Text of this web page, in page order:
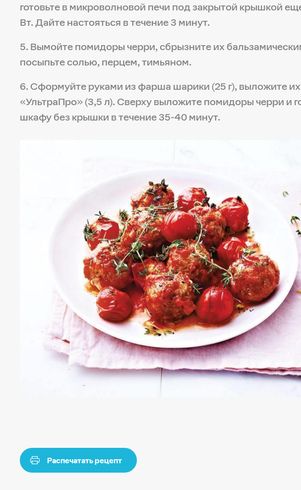
готовьте в микроволновой печи под закрытой крышкой
Вт. Дайте настояться в течение 3 минут.
5. Вымойте помидоры черри, сбрызните их
посыпьте солью, перцем, тимьяном.
6. Сформуйте руками из фарша шарики (25 г), выложите
«УльтраПро» (3,5 л). Сверху выложите помидоры черри и
шкафу без крышки в течение 35-40 минут.
Распечатать рецепт